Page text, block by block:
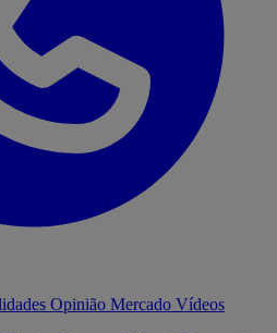
Opinião Mercado Vídeos